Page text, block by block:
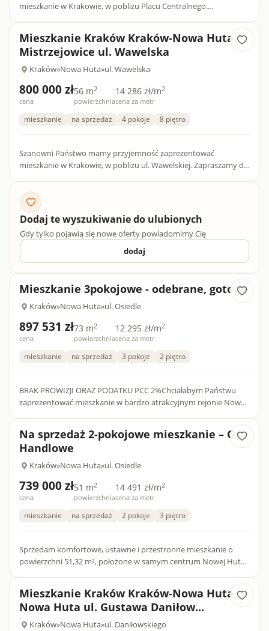
mieszkanie w Krakowie, w pobliżu Placu Centralnego.
Mieszkanie Kraków Kraków-Nowa Huta,
Mistrzejowice ul. Wawelska
Kraków»Nowa Huta»ul. Wawelska
800 000 zł
cena
56 m2
powierzchnia
14 286 zł/m2
cena za metr
mieszkanie na sprzedaż 4 pokoje 8 piętro
Szanowni Państwo mamy przyjemność zaprezentować
mieszkanie w Krakowie, w pobliżu ul. Wawelskiej. Zapraszamy do
mieszkania...
Dodaj te wyszukiwanie do ulubionych
Gdy tylko pojawią się nowe oferty powiadomimy Cię
dodaj
Mieszkanie 3pokojowe - odebrane, gotowe
Kraków»Nowa Huta»ul. Osiedle
897 531 zł
cena
73 m2
powierzchnia
12 295 zł/m2
cena za metr
mieszkanie na sprzedaż 3 pokoje 2 piętro
BRAK PROWIZJI ORAZ PODATKU PCC 2%Chciałabym Państwu
zaprezentować mieszkanie w bardzo atrakcyjnym rejonie Nowej
Na sprzedaż 2-pokojowe mieszkanie – Os.
Handlowe
Kraków»Nowa Huta»ul. Osiedle
739 000 zł
cena
51 m2
powierzchnia
14 491 zł/m2
cena za metr
mieszkanie na sprzedaż 2 pokoje 3 piętro
Sprzedam komfortowe, ustawne i przestronne mieszkanie o
powierzchni 51,32 m², położone w samym centrum Nowej Huty,
Mieszkanie Kraków Kraków-Nowa Huta,
Nowa Huta ul. Gustawa Daniłow...
Kraków»Nowa Huta»ul. Daniłowskiego